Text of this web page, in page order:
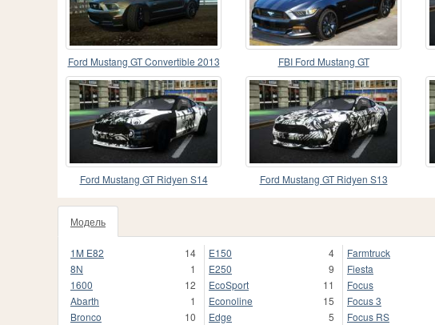
Ford Mustang GT Convertible 2013 FBI Ford Mustang GT
Ford Mustang GT Ridyen S14 Ford Mustang GT Ridyen S13
Модель
1M E82
14
8N
1
1600
12
Abarth
1
Bronco
10
E150
4
E250
9
EcoSport
11
Econoline
15
Edge
5
Farmtruck
Fiesta
Focus
Focus 3
Focus RS